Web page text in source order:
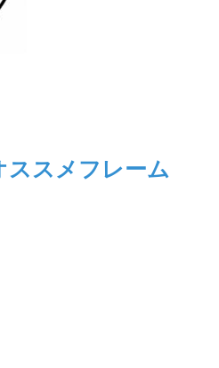
ススメフレーム